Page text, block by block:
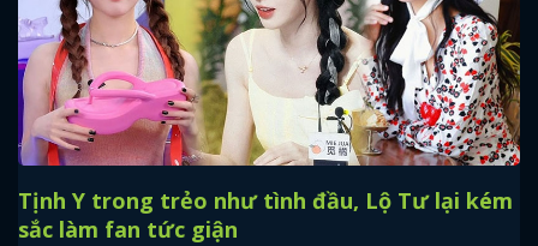
Tịnh Y trong trẻo như tình đầu, Lộ Tư lại kém
sắc làm fan tức giận